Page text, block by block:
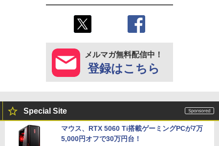
メルマガ無料配信中！
登録はこちら
Special Site
マウス、RTX 5060 Ti搭載ゲーミングPCが7万
5,000円オフで30万円台！